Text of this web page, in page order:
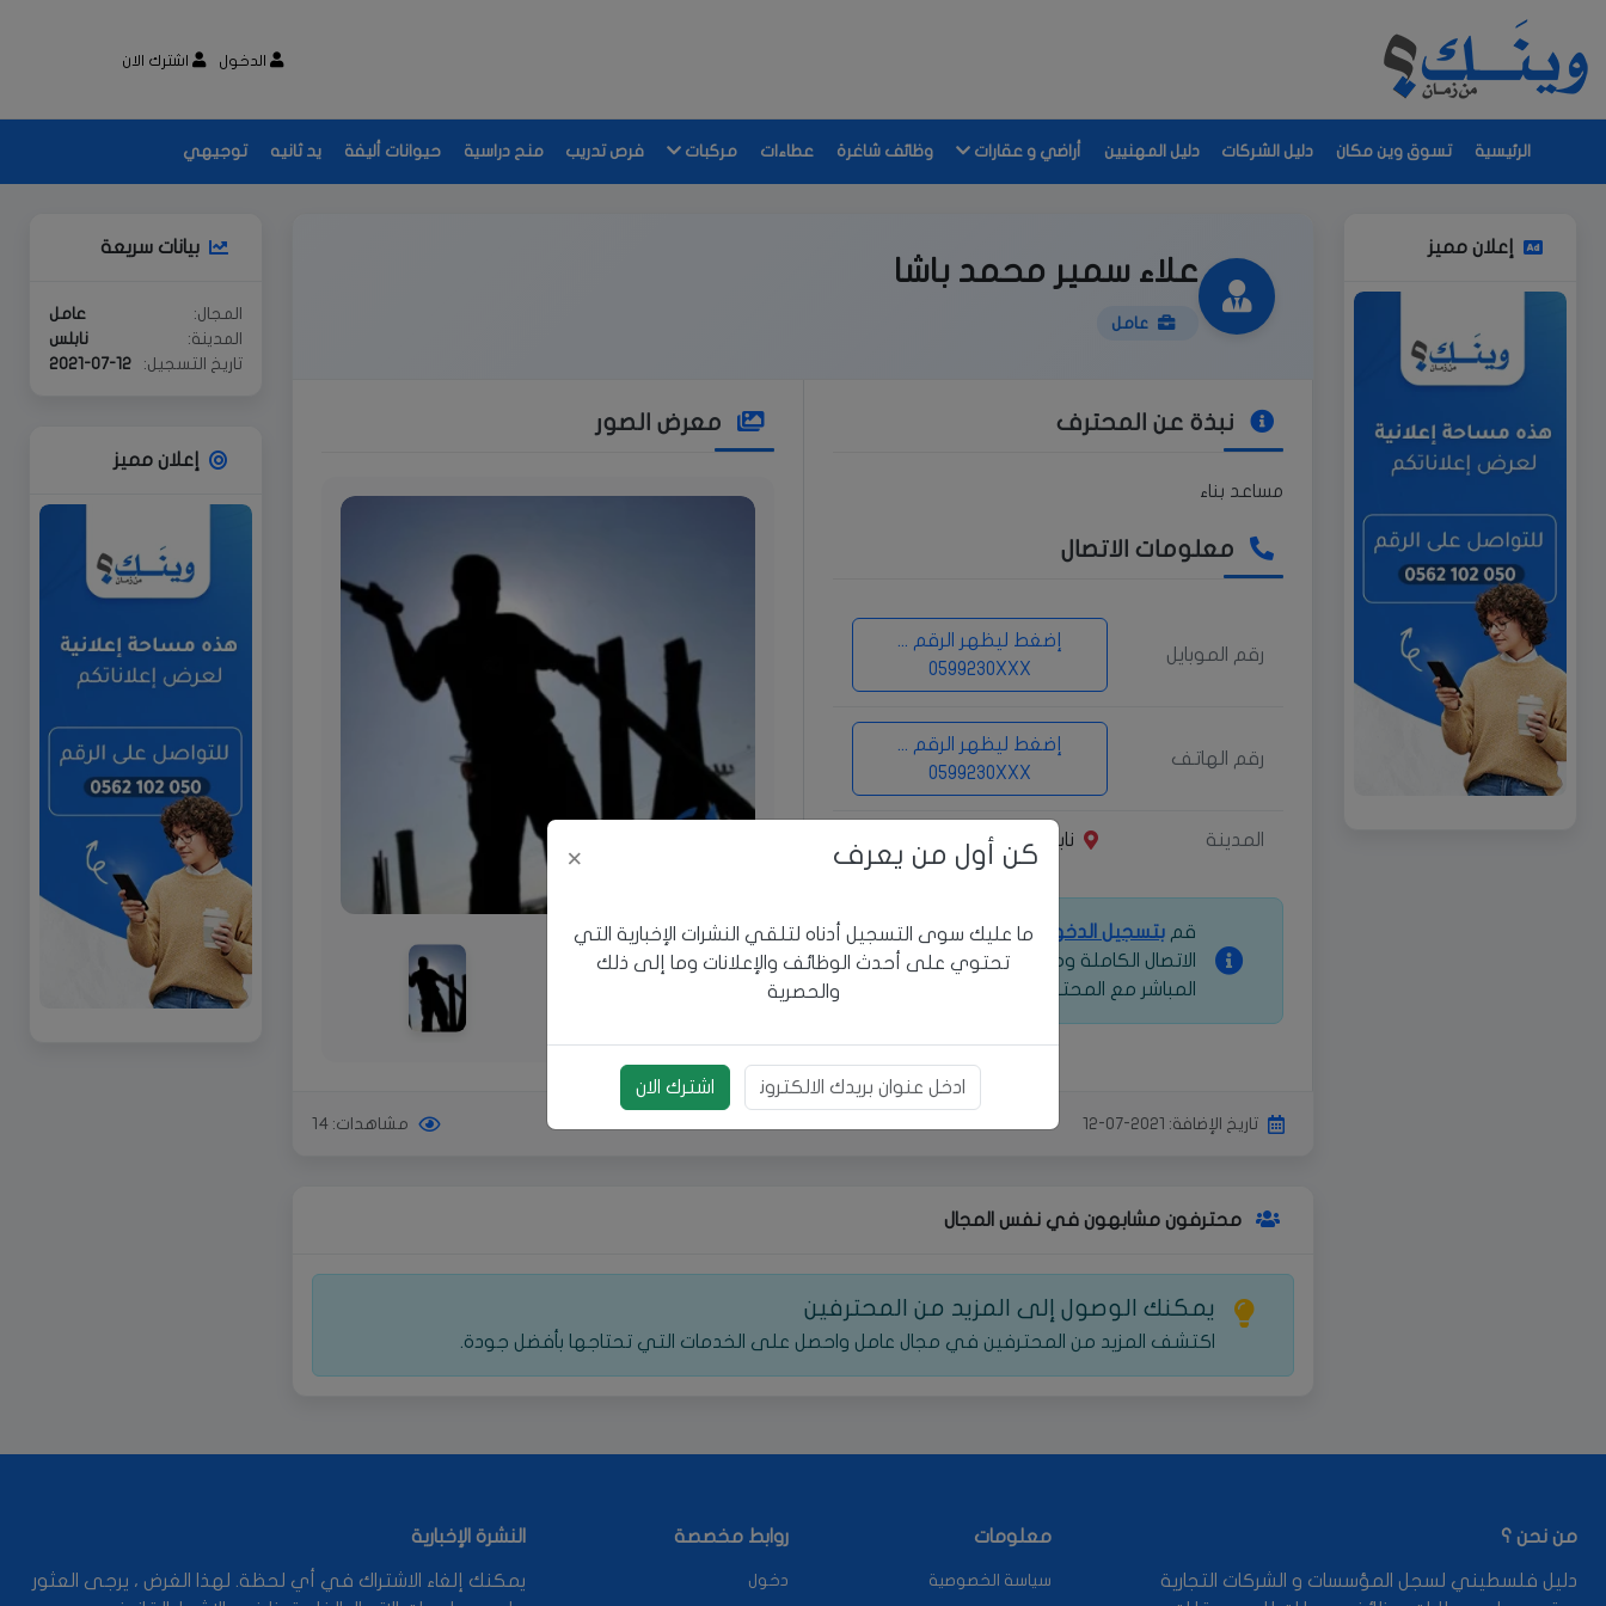
الدخول اشترك الان
الرئيسية تسوق وين مكان دليل الشركات دليل المهنيين أراضي و عقارات وظائف شاغرة عطاءات مركبات فرص تدريب منح دراسية حيوانات أليفة يد ثانيه توجيهي
إعلان مميز
علاء سمير محمد باشا
عامل
نبذة عن المحترف
مساعد بناء
معلومات الاتصال
رقم الموبايل
إضغط ليظهر الرقم ...
0599230XXX
رقم الهاتف
إضغط ليظهر الرقم ...
0599230XXX
المدينة نابلس
قم بتسجيل الدخول
للوصول إلى معلومات
الاتصال الكاملة ومعرفة طرق التواصل
المباشر مع المحترف.
معرض الصور
تاريخ الإضافة: 2021-07-12 مشاهدات: 14
محترفون مشابهون في نفس المجال
يمكنك الوصول إلى المزيد من المحترفين
اكتشف المزيد من المحترفين في مجال عامل واحصل على الخدمات التي تحتاجها بأفضل جودة.
بيانات سريعة
المجال:
عامل
المدينة:
نابلس
تاريخ التسجيل:
2021-07-12
إعلان مميز
من نحن ؟
دليل فلسطيني لسجل المؤسسات و الشركات التجارية
معلومات
سياسة الخصوصية
روابط مخصصة
دخول
النشرة الإخبارية
يمكنك إلغاء الاشتراك في أي لحظة. لهذا الغرض ، يرجى العثور
كن أول من يعرف ×
ما عليك سوى التسجيل أدناه لتلقي النشرات الإخبارية التي
تحتوي على أحدث الوظائف والإعلانات وما إلى ذلك
والحصرية
بريد الالكتروني اشترك الان